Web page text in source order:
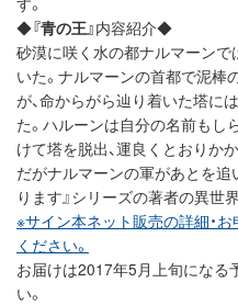
◆『青の王』内容紹介◆
砂漠に咲く水の都ナルマーンで
いた。ナルマーンの首都で泥棒
が、命からがら辿り着いた塔に
た。ハルーンは自分の名前も
けて塔を脱出、運良くとおりか
だがナルマーンの軍があとを追
ります』シリーズの著者の異世
※サイン本ネット販売の詳細・
ください。
お届けは2017年5月上旬になる
い。